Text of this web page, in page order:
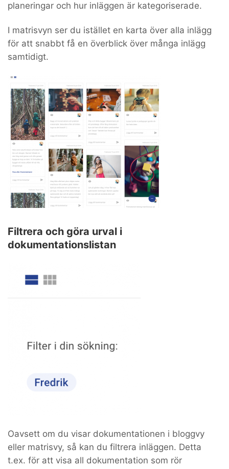
planeringar och hur inläggen är kategoriserade.
I matrisvyn ser du istället en karta över alla inlägg
för att snabbt få en överblick över många inlägg
samtidigt.
Filtrera och göra urval i
dokumentationslistan
Oavsett om du visar dokumentationen i bloggvy
eller matrisvy, så kan du filtrera inläggen. Detta
t.ex. för att visa all dokumentation som rör